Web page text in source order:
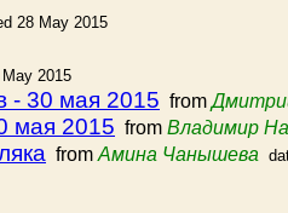
28 May 2015
2015
- 30 мая 2015 from
мая 2015 from Владимир
from Амина Чанышева